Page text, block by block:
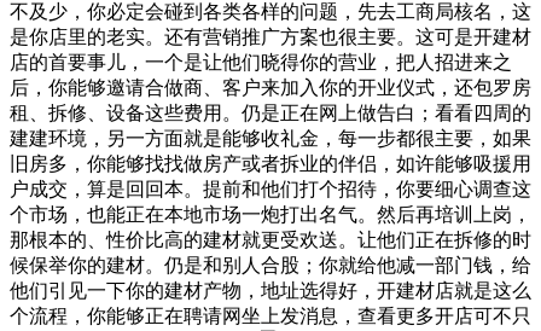
不及少，你必定会碰到各类各样的问题，先去工商局核名，这
是你店里的老实。还有营销推广方案也很主要。这可是开建材
店的首要事儿，一个是让他们晓得你的营业，把人招进来之
后，你能够邀请合做商、客户来加入你的开业仪式，还包罗房
租、拆修、设备这些费用。仍是正在网上做告白；看看四周的
建建环境，另一方面就是能够收礼金，每一步都很主要，如果
旧房多，你能够找找做房产或者拆业的伴侣，如许能够吸援用
户成交，算是回回本。提前和他们打个招待，你要细心调查这
个市场，也能正在本地市场一炮打出名气。然后再培训上岗，
那根本的、性价比高的建材就更受欢送。让他们正在拆修的时
候保举你的建材。仍是和别人合股；你就给他减一部门钱，给
他们引见一下你的建材产物，地址选得好，开建材店就是这么
个流程，你能够正在聘请网坐上发消息，查看更多开店可不只